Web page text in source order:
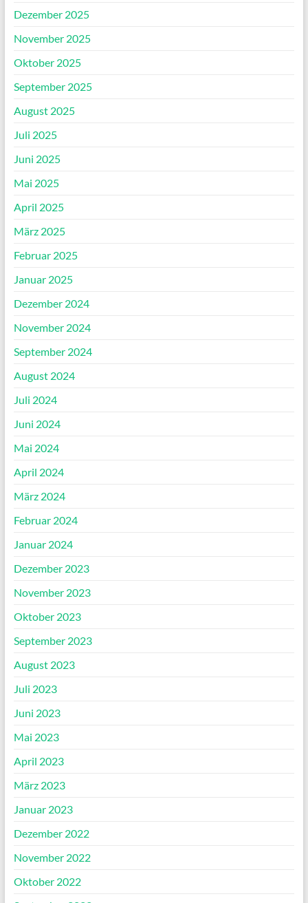
Dezember 2025
November 2025
Oktober 2025
September 2025
August 2025
Juli 2025
Juni 2025
Mai 2025
April 2025
März 2025
Februar 2025
Januar 2025
Dezember 2024
November 2024
September 2024
August 2024
Juli 2024
Juni 2024
Mai 2024
April 2024
März 2024
Februar 2024
Januar 2024
Dezember 2023
November 2023
Oktober 2023
September 2023
August 2023
Juli 2023
Juni 2023
Mai 2023
April 2023
März 2023
Januar 2023
Dezember 2022
November 2022
Oktober 2022